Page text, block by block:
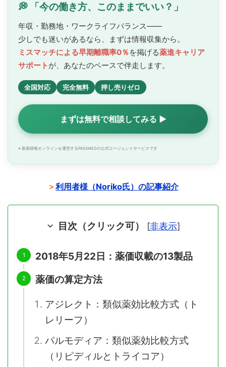
💭 「今の働き方、このままでいい？」
年収・勤務地・ワークライフバランス——
少しでも迷いがあるなら、まずは情報収集から。
ミスマッチによる早期離職率0％を掲げる薬進キャリア
サポート が、あなたのペースで伴走します。
全国対応 完全無料 押し売りゼロ
まずは無料で相談してみる ▶
※ 新薬情報オンラインを運営するPASSMEDの公式エージェントサービスです
＞利用者様（Noriko氏）の記事紹介
目次（クリック可） [非表示]
2018年5月22日：薬価収載の13製品
薬価の算定方法
アジレクト：類似薬効比較方式（ト
レリーフ）
パルモディア：類似薬効比較方式
（リピディルとトライコア）